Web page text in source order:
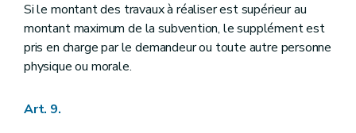
Si le montant des travaux à réaliser est supérieur au
montant maximum de la subvention, le supplément est
pris en charge par le demandeur ou toute autre personne
physique ou morale.
Art. 9.